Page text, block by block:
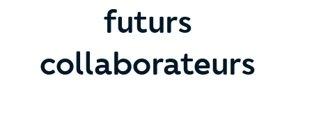
futurs
collaborateurs